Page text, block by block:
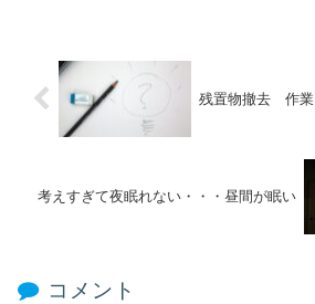
残置物撤去 作業
考えすぎて夜眠れない・・・昼間が眠い
コメント